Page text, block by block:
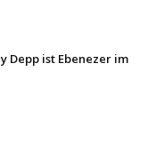
Depp ist Ebenezer im